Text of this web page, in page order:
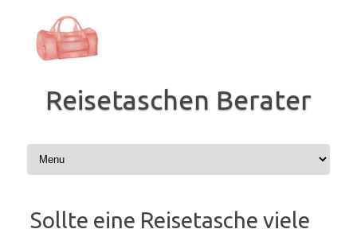
springen
Reisetaschen Berater
Sollte eine Reisetasche viele